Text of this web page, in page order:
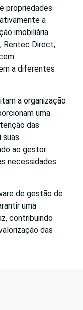
propriedades
a
imobiliária.
Rentec Direct,
a diferentes
a organização
uma
das
suas
ao gestor
necessidades
de gestão de
uma
contribuindo
das